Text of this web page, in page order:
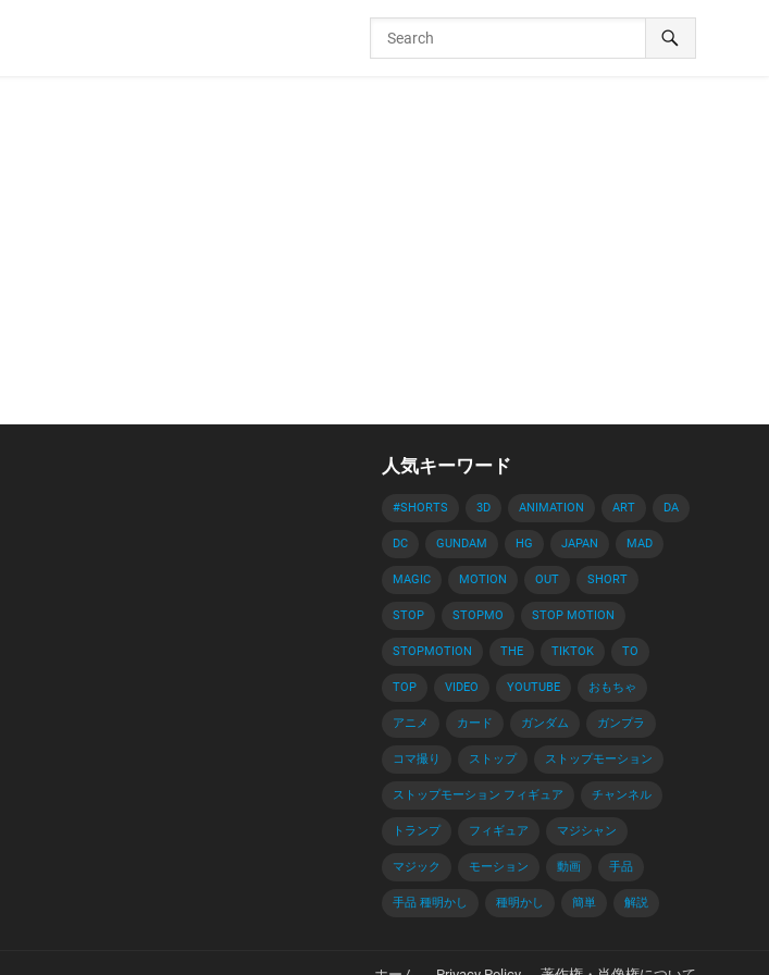
人気キーワード
#SHORTS 3D ANIMATION ART DA
DC GUNDAM HG JAPAN MAD
MAGIC MOTION OUT SHORT
STOP STOPMO STOP MOTION
STOPMOTION THE TIKTOK TO
TOP VIDEO YOUTUBE おもちゃ
アニメ カード ガンダム ガンプラ
コマ撮り ストップ ストップモーション
ストップモーション フィギュア チャンネル
トランプ フィギュア マジシャン
マジック モーション 動画 手品
手品 種明かし 種明かし 簡単 解説